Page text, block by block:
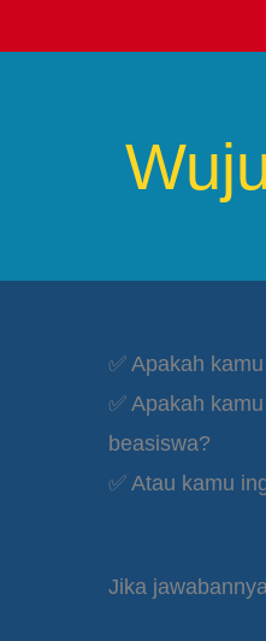
✅ Apakah
✅ Apakah
beasiswa?
✅ Atau kamu
Jika